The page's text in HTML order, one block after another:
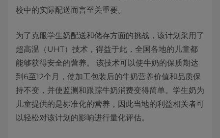
校中的实际配送而言至关重要。
为了克服学生奶配送和储存方面的挑战，该计划采用了
超高温（UHT）技术，得益于此，全国各地的儿童都
能够获得安全的营养。 该技术可以使牛奶的保质期达
到6至12个月，使加工包装后的牛奶营养价值和品质保
持不变，并使监测和跟踪牛奶消费变得简单。学生奶为
儿童提供的是标准化的营养，因此当地的利益相关者可
以轻松对该计划的影响进行量化评估。